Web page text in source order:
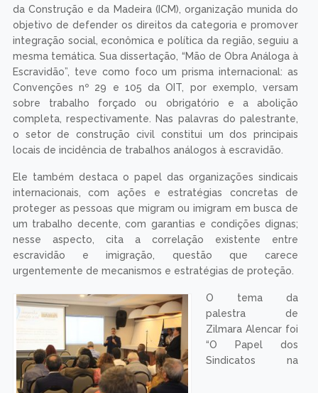
da Construção e da Madeira (ICM), organização munida do
objetivo de defender os direitos da categoria e promover
integração social, econômica e política da região, seguiu a
mesma temática. Sua dissertação, “Mão de Obra Análoga à
Escravidão”, teve como foco um prisma internacional: as
Convenções nº 29 e 105 da OIT, por exemplo, versam
sobre trabalho forçado ou obrigatório e a abolição
completa, respectivamente. Nas palavras do palestrante,
o setor de construção civil constitui um dos principais
locais de incidência de trabalhos análogos à escravidão.
Ele também destaca o papel das organizações sindicais
internacionais, com ações e estratégias concretas de
proteger as pessoas que migram ou imigram em busca de
um trabalho decente, com garantias e condições dignas;
nesse aspecto, cita a correlação existente entre
escravidão e imigração, questão que carece
urgentemente de mecanismos e estratégias de proteção.
O tema da
palestra de
Zilmara Alencar foi
“O Papel dos
Sindicatos na